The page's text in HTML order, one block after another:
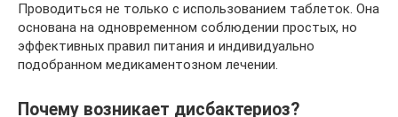
Проводиться не только с использованием таблеток. Она
основана на одновременном соблюдении простых, но
эффективных правил питания и индивидуально
подобранном медикаментозном лечении.
Почему возникает дисбактериоз?